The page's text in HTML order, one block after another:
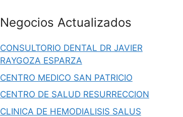
Negocios Actualizados
CONSULTORIO DENTAL DR JAVIER
RAYGOZA ESPARZA
CENTRO MEDICO SAN PATRICIO
CENTRO DE SALUD RESURRECCION
CLINICA DE HEMODIALISIS SALUS